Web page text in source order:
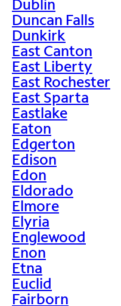
Dublin
Duncan Falls
Dunkirk
East Canton
East Liberty
East Rochester
East Sparta
Eastlake
Eaton
Edgerton
Edison
Edon
Eldorado
Elmore
Elyria
Englewood
Enon
Etna
Euclid
Fairborn